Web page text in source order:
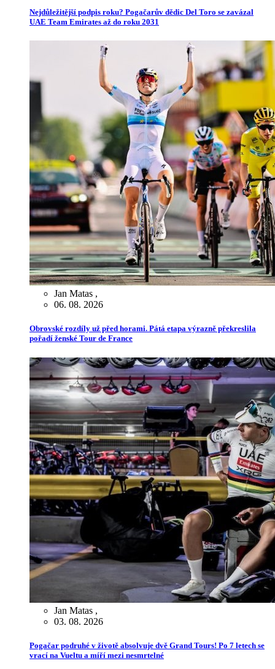
Nejdůležitější podpis roku? Pogačarův dědic Del Toro se zavázal
UAE Team Emirates až do roku 2031
Jan Matas ,
06. 08. 2026
Obrovské rozdíly už před horami. Pátá etapa výrazně překreslila
pořadí ženské Tour de France
Jan Matas ,
03. 08. 2026
Pogačar podruhé v životě absolvuje dvě Grand Tours! Po 7 letech se
vrací na Vueltu a míří mezi nesmrtelné